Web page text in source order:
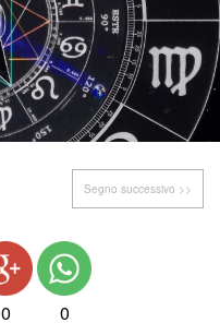
Segno successivo >>
0 0